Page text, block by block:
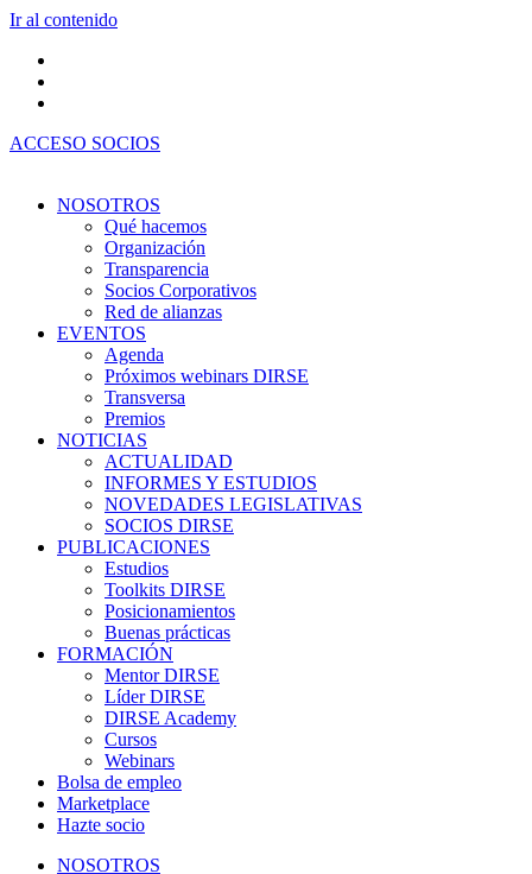
Ir al contenido
ACCESO SOCIOS
NOSOTROS
Qué hacemos
Organización
Transparencia
Socios Corporativos
Red de alianzas
EVENTOS
Agenda
Próximos webinars DIRSE
Transversa
Premios
NOTICIAS
ACTUALIDAD
INFORMES Y ESTUDIOS
NOVEDADES LEGISLATIVAS
SOCIOS DIRSE
PUBLICACIONES
Estudios
Toolkits DIRSE
Posicionamientos
Buenas prácticas
FORMACIÓN
Mentor DIRSE
Líder DIRSE
DIRSE Academy
Cursos
Webinars
Bolsa de empleo
Marketplace
Hazte socio
NOSOTROS